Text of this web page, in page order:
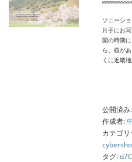
ソニーシ
片手にお
開の時期
ら、桜が
くに近畿
公開済
作成者:
カテゴリ
タグ: